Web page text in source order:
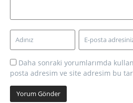
Daha sonraki yorumlarımda
posta adresim ve site adresim bu